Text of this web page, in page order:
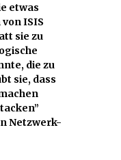
etwas
ISIS
sie zu
die zu
sie, dass
Netzwerk-